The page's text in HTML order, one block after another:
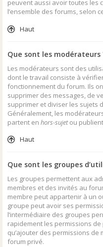
peuvent aussi avoir toutes les
l’ensemble des forums, selon
Haut
Que sont les modérateurs
Les modérateurs sont des
dont le travail consiste à
fonctionnement du forum. Ils
supprimer des messages, de
supprimer et diviser les sujets
Généralement, les
partent en hors-sujetou
Haut
Que sont les groupes
Les groupes permettent aux
membres et des invités au
membre peut appartenir à un
groupe peut avoir ses
l’intermédiaire des groupes
rapidement les permissions
qu’ajouter des permissions
forum privé.